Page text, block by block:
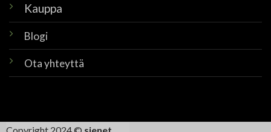
Kauppa
Blogi
Ota yhteyttä